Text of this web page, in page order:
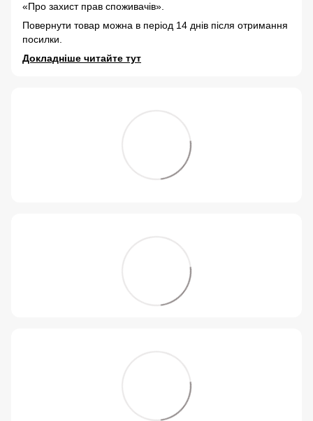
«Про захист прав споживачів».
Повернути товар можна в період 14 днів після отримання
посилки.
Докладніше читайте тут